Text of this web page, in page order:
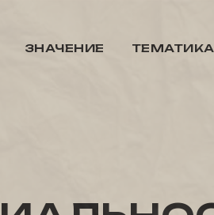
ЗНАЧЕНИЕ ТЕМАТИКА